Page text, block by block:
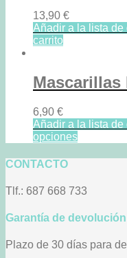
13,90 €
Añadir a la lista de
carrito
6,90 €
Añadir a la lista de
opciones
CONTACTO
Tlf.: 687 668 733
Garantía de devolución
Plazo de 30 días para